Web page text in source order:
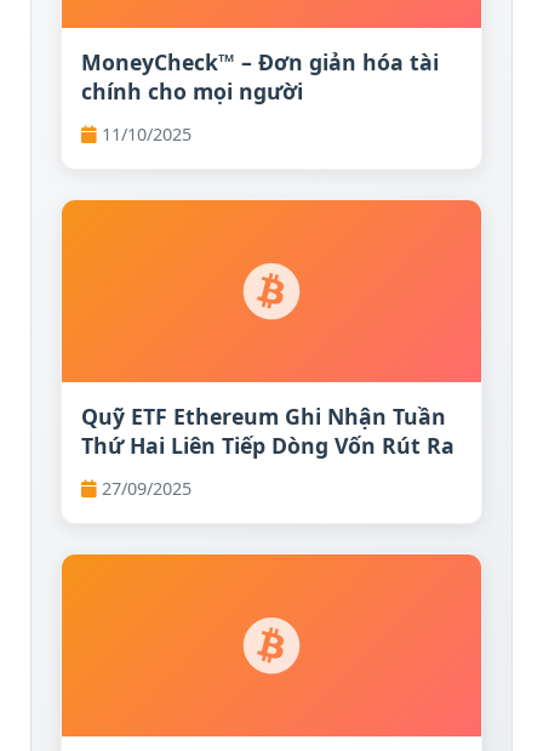
MoneyCheck™ – Đơn giản hóa tài
chính cho mọi người
11/10/2025
Quỹ ETF Ethereum Ghi Nhận Tuần
Thứ Hai Liên Tiếp Dòng Vốn Rút Ra
27/09/2025